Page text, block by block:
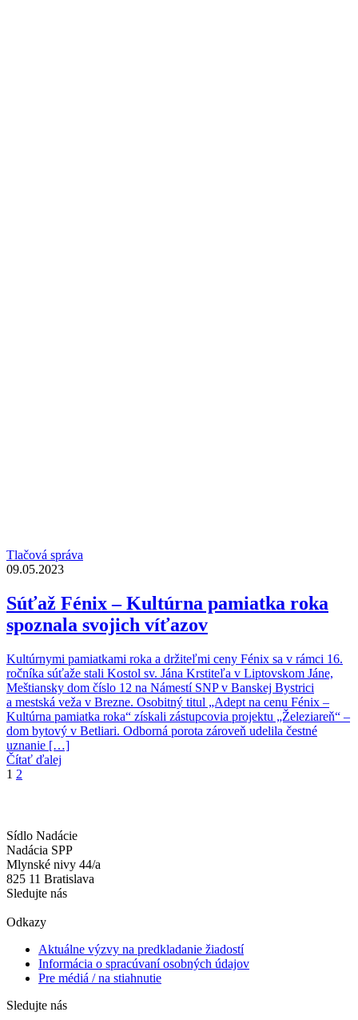
Tlačová správa
09.05.2023
Súťaž Fénix – Kultúrna pamiatka roka
spoznala svojich víťazov
Kultúrnymi pamiatkami roka a držiteľmi ceny Fénix sa v rámci 16.
ročníka súťaže stali Kostol sv. Jána Krstiteľa v Liptovskom Jáne,
Meštiansky dom číslo 12 na Námestí SNP v Banskej Bystrici
a mestská veža v Brezne. Osobitný titul „Adept na cenu Fénix –
Kultúrna pamiatka roka“ získali zástupcovia projektu „Železiareň“ –
dom bytový v Betliari. Odborná porota zároveň udelila čestné
uznanie […]
Čítať ďalej
1 2
Sídlo Nadácie
Nadácia SPP
Mlynské nivy 44/a
825 11 Bratislava
Sledujte nás
Odkazy
Aktuálne výzvy na predkladanie žiadostí
Informácia o spracúvaní osobných údajov
Pre médiá / na stiahnutie
Sledujte nás